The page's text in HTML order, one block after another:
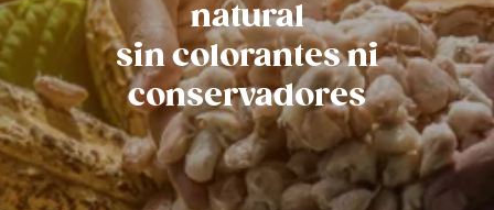
natural
sin colorantes ni
conservadores